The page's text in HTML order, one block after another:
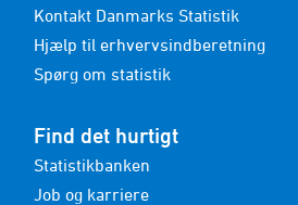
Kontakt Danmarks Statistik
Hjælp til erhvervsindberetning
Spørg om statistik
Find det hurtigt
Statistikbanken
Job og karriere